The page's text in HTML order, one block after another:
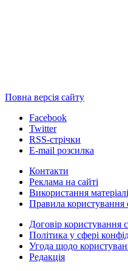
Повна версія сайту
Facebook
Twitter
RSS-стрічки
E-mail розсилка
Контакти
Реклама на сайті
Використання
Правила користування
Договір користування
Політика у сфері
Угода щодо
Редакція